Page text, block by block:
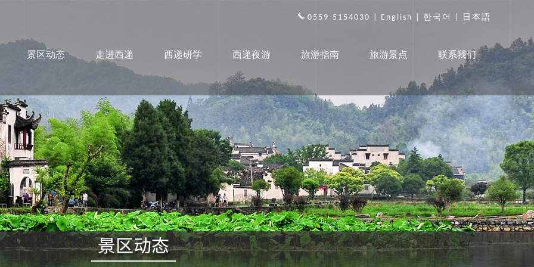
0559-5154030 | English 한국어 日本語
景区动态 走进西递 西递研学 西递夜游 旅游指南 旅游景点 联系我们